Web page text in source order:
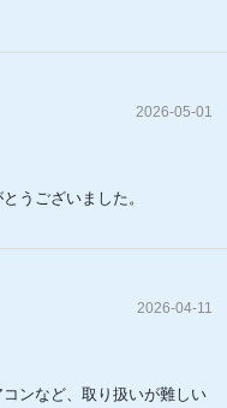
2026-05-01
うございました。
2026-04-11
ンなど、取り扱いが難しい